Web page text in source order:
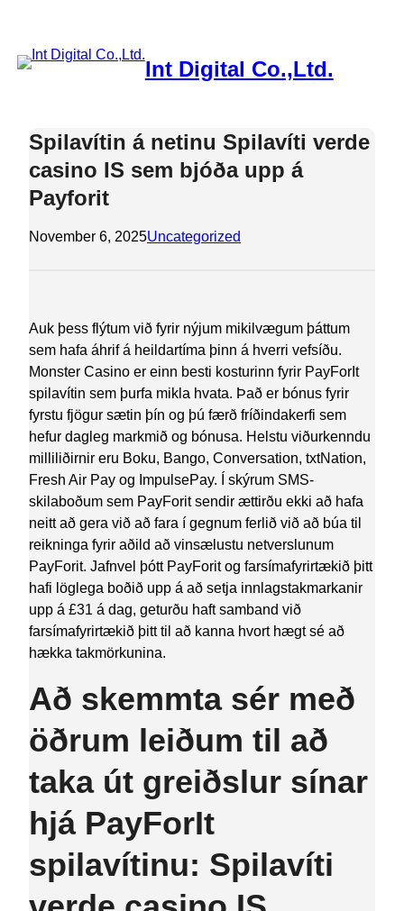
content
Int Digital Co.,Ltd.
Spilavítin á netinu Spilavíti verde
casino IS sem bjóða upp á
Payforit
November 6, 2025Uncategorized
Auk þess flýtum við fyrir nýjum mikilvægum þáttum
sem hafa áhrif á heildartíma þinn á hverri vefsíðu.
Monster Casino er einn besti kosturinn fyrir PayForIt
spilavítin sem þurfa mikla hvata. Það er bónus fyrir
fyrstu fjögur sætin þín og þú færð fríðindakerfi sem
hefur dagleg markmið og bónusa. Helstu viðurkenndu
milliliðirnir eru Boku, Bango, Conversation, txtNation,
Fresh Air Pay og ImpulsePay.
Í skýrum SMS-
skilaboðum sem PayForit sendir ættirðu ekki að hafa
neitt að gera við að fara í gegnum ferlið við að búa til
reikninga fyrir aðild að vinsælustu netverslunum
PayForit. Jafnvel þótt PayForit og farsímafyrirtækið þitt
hafi löglega boðið upp á að setja innlagstakmarkanir
upp á £31 á dag, geturðu haft samband við
farsímafyrirtækið þitt til að kanna hvort hægt sé að
hækka takmörkunina.
Að skemmta sér með
öðrum leiðum til að
taka út greiðslur sínar
hjá PayForIt
spilavítinu: Spilavíti